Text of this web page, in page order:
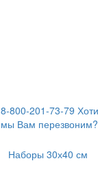
8-800-201-73-79
мы Вам перезвоним?
Наборы 30х40 см